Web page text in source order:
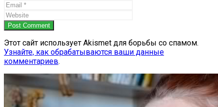
Post Comment
Этот сайт использует Akismet для борьбы со спамом.
Узнайте, как обрабатываются ваши данные
комментариев.